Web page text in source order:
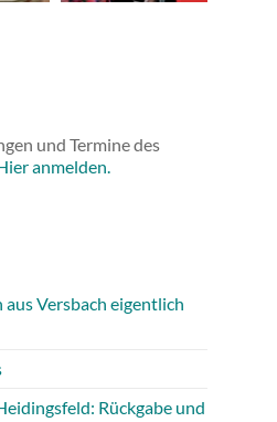
und Termine des
anmelden.
Versbach eigentlich
Rückgabe und